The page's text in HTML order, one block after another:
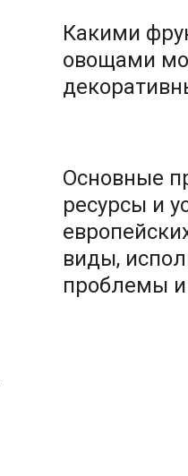
Какими
овощами
Основные
ресурсы и
виды,
проблемы и